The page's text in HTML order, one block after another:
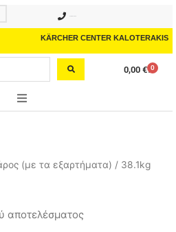
KÄRCHER CENTER KALOTERAKIS
0,00 € 0
Cart
(με τα εξαρτήματα) / 38.1kg
αποτελέσματος